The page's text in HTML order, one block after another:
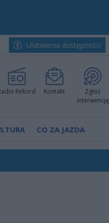
Ułatwienia dostępności
Rekord Kontakt
Zgłoś
interwencję
CO ZA JAZDA